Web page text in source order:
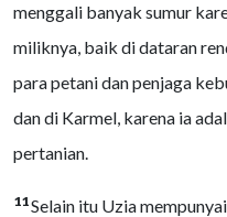
menggali banyak sumur
miliknya, baik di dataran
para petani dan penjaga
dan di Karmel, karena ia
pertanian.
11Selain itu Uzia